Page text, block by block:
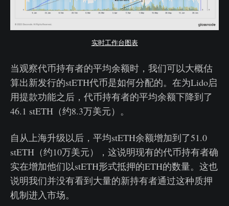
实时工作台图表
当观察代币持有者的平均余额时，我们可以大概估
算出新发行的stETH代币是如何分配的。在为Lido启
用提款功能之后，代币持有者的平均余额下降到了
46.1 stETH（约8.3万美元）。
自从上海升级以后，平均stETH余额增加到了51.0
stETH（约10万美元），这说明现有的代币持有者确
实在增加他们以stETH形式抵押的ETH的数量。这也
说明我们并没有看到大量的新持有者通过这种质押
机制进入市场。